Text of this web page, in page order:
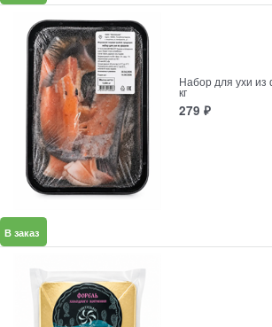
Набор для ухи из
кг
279 ₽
В заказ